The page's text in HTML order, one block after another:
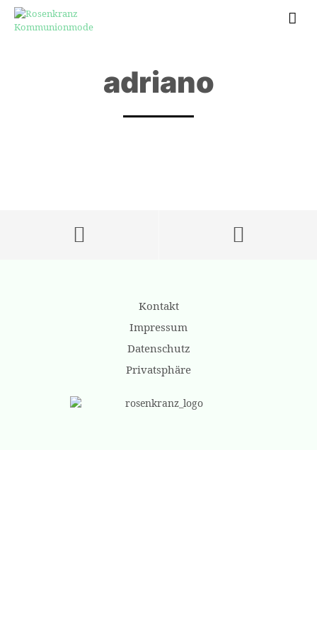
adriano
Kontakt
Impressum
Datenschutz
Privatsphäre